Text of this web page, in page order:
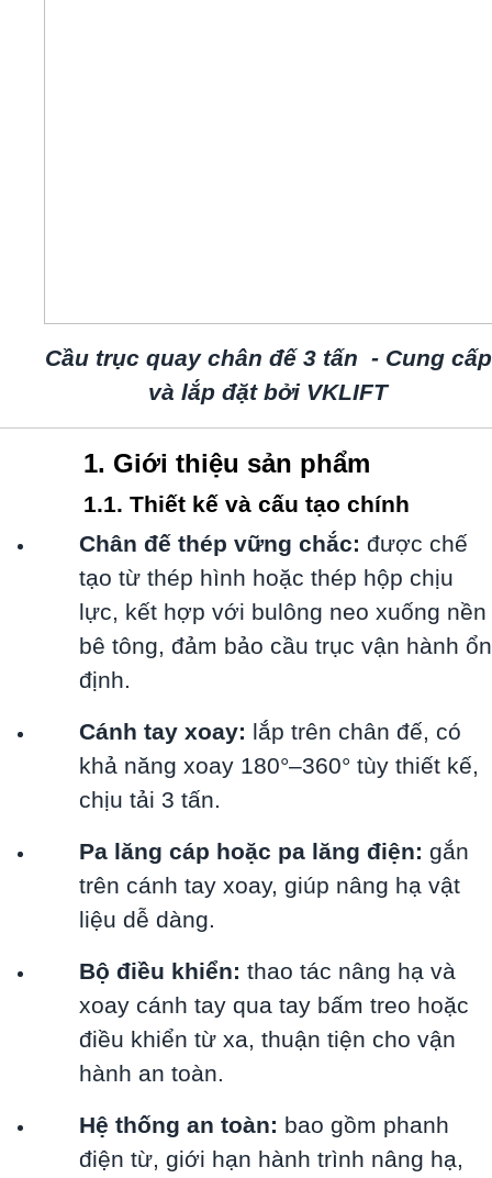
Cầu trục quay chân đế 3 tấn - Cung cấp
và lắp đặt bởi VKLIFT
1. Giới thiệu sản phẩm
1.1. Thiết kế và cấu tạo chính
Chân đế thép vững chắc: được chế
tạo từ thép hình hoặc thép hộp chịu
lực, kết hợp với bulông neo xuống nền
bê tông, đảm bảo cầu trục vận hành ổn
định.
Cánh tay xoay: lắp trên chân đế, có
khả năng xoay 180°–360° tùy thiết kế,
chịu tải 3 tấn.
Pa lăng cáp hoặc pa lăng điện: gắn
trên cánh tay xoay, giúp nâng hạ vật
liệu dễ dàng.
Bộ điều khiển: thao tác nâng hạ và
xoay cánh tay qua tay bấm treo hoặc
điều khiển từ xa, thuận tiện cho vận
hành an toàn.
Hệ thống an toàn: bao gồm phanh
điện từ, giới hạn hành trình nâng hạ,